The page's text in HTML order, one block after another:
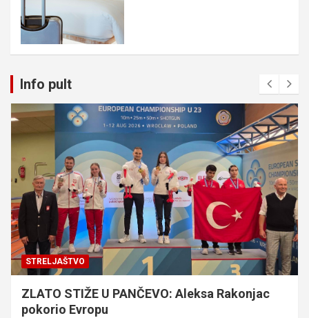
Info pult
STRELJAŠTVO
ZLATO STIŽE U PANČEVO: Aleksa Rakonjac
pokorio Evropu